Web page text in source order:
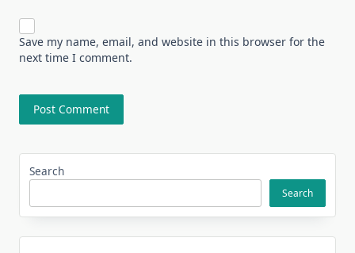
Save my name, email, and website in this browser for the
next time I comment.
Search
Search